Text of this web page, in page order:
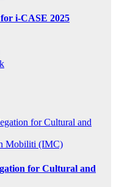
i-CASE 2025
Mobiliti (IMC)
for Cultural and